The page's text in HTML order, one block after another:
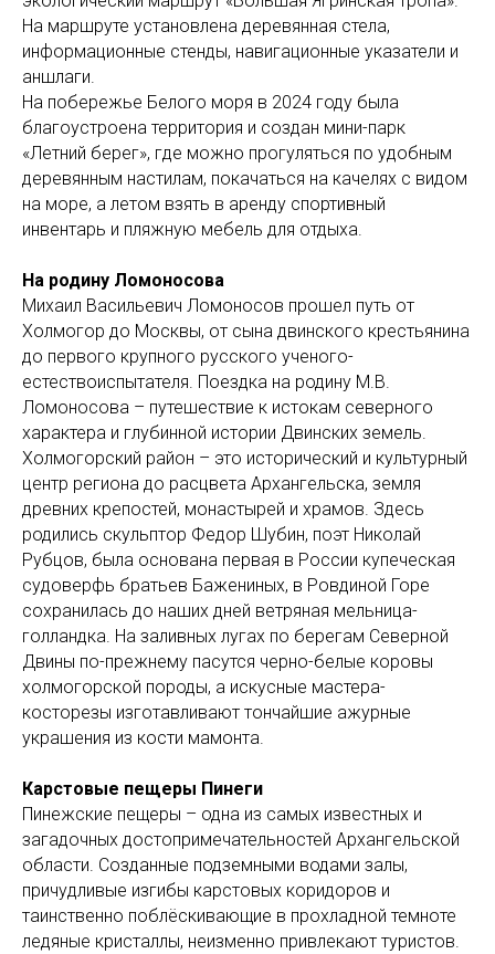
На маршруте установлена деревянная стела,
информационные стенды, навигационные указатели и
аншлаги.
На побережье Белого моря в 2024 году была
благоустроена территория и создан мини-парк
«Летний берег», где можно прогуляться по удобным
деревянным настилам, покачаться на качелях с видом
на море, а летом взять в аренду спортивный
инвентарь и пляжную мебель для отдыха.
На родину Ломоносова
Михаил Васильевич Ломоносов прошел путь от
Холмогор до Москвы, от сына двинского крестьянина
до первого крупного русского ученого-
естествоиспытателя. Поездка на родину М.В.
Ломоносова – путешествие к истокам северного
характера и глубинной истории Двинских земель.
Холмогорский район – это исторический и культурный
центр региона до расцвета Архангельска, земля
древних крепостей, монастырей и храмов. Здесь
родились скульптор Федор Шубин, поэт Николай
Рубцов, была основана первая в России купеческая
судоверфь братьев Бажениных, в Ровдиной Горе
сохранилась до наших дней ветряная мельница-
голландка. На заливных лугах по берегам Северной
Двины по-прежнему пасутся черно-белые коровы
холмогорской породы, а искусные мастера-
косторезы изготавливают тончайшие ажурные
украшения из кости мамонта.
Карстовые пещеры Пинеги
Пинежские пещеры – одна из самых известных и
загадочных достопримечательностей Архангельской
области. Созданные подземными водами залы,
причудливые изгибы карстовых коридоров и
таинственно поблёскивающие в прохладной темноте
ледяные кристаллы, неизменно привлекают туристов.